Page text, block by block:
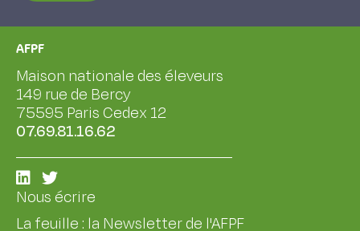
AFPF
Maison nationale des éleveurs
149 rue de Bercy
75595 Paris Cedex 12
07.69.81.16.62
Nous écrire
La feuille : la Newsletter de l'AFPF